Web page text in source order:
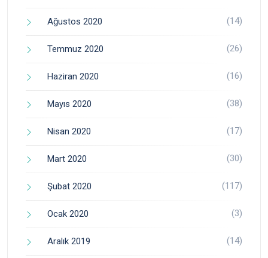
Ağustos 2020 (14)
Temmuz 2020 (26)
Haziran 2020 (16)
Mayıs 2020 (38)
Nisan 2020 (17)
Mart 2020 (30)
Şubat 2020 (117)
Ocak 2020 (3)
Aralık 2019 (14)